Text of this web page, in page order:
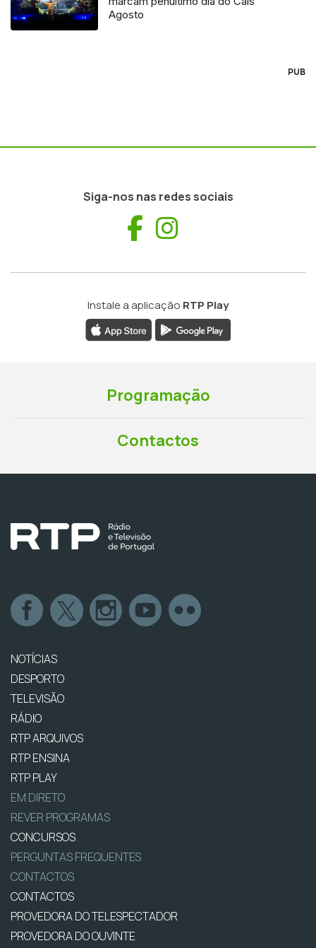
Agosto
PUB
Siga-nos nas redes sociais
Facebook
Instale a aplicação RTP Play
Programação
Contactos
NOTÍCIAS
DESPORTO
TELEVISÃO
RÁDIO
RTP ARQUIVOS
RTP ENSINA
RTP PLAY
EM DIRETO
REVER PROGRAMAS
CONCURSOS
PERGUNTAS FREQUENTES
CONTACTOS
CONTACTOS
PROVEDORA DO TELESPECTADOR
PROVEDORA DO OUVINTE